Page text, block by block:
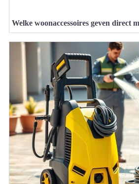
Welke woonaccessoires geven direct